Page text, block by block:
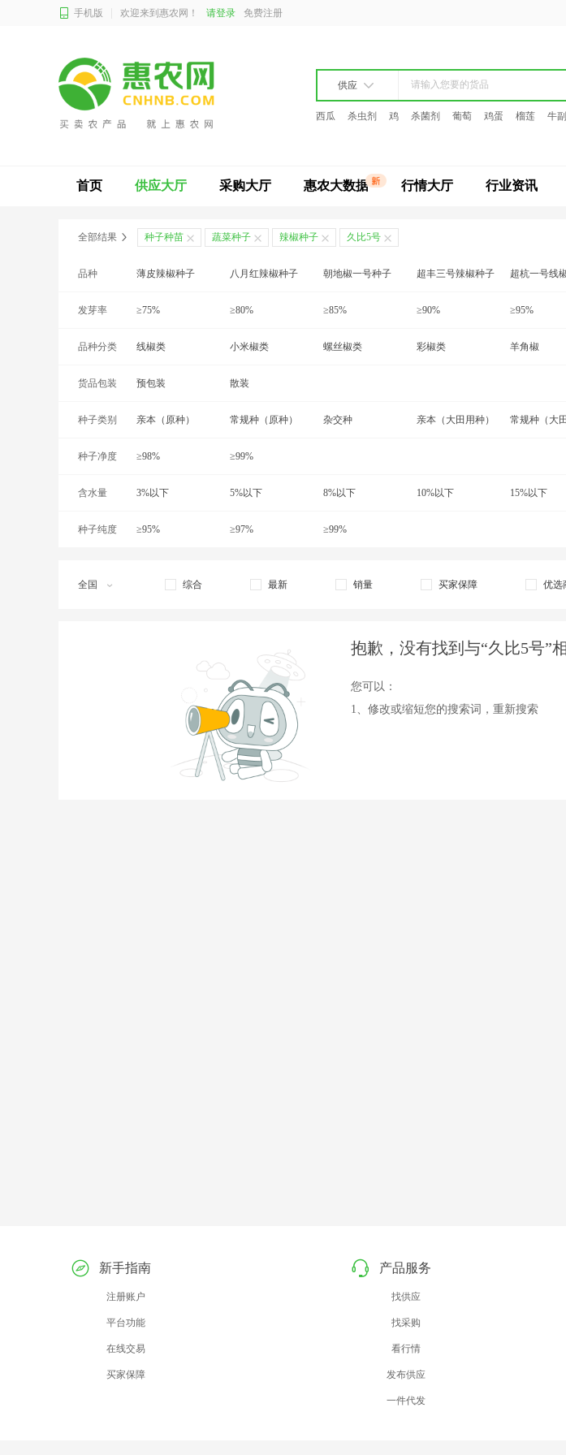
手机版 欢迎来到惠农网！ 请登录 免费注册
供应
西瓜 杀虫剂 鸡 杀菌剂 葡萄 鸡蛋 榴莲
牛
首页 供应大厅 采购大厅 惠农大数据 行情大厅 行业资讯
全部结果 种子种苗 蔬菜种子 辣椒种子 久比5号
品种 薄皮辣椒种子 八月红辣椒种子 朝地椒一号种子 超丰三号辣椒种子 超杭一号线
彩椒种子 草莓椒种子 朝天椒种子 川优16号辣椒种子 川优18号辣
灯笼椒种子 二荆条辣椒种子 干辣3号辣椒种子 高辣819种子 海丰5号辣椒
红太阳辣椒种子 红泽一号辣椒种子
螺丝椒一号种子 螺丝椒种子 美人椒种子 墨西哥辣椒种子 墨玉166
南螺2号辣椒种子 泡椒种子
赛金塔辣椒种子 蜀辣三号 三樱椒种子 甜椒种子 天鹰椒种子
旋佳20 线椒种子 湘辣1号辣椒种子
发芽率 ≥75% ≥80% ≥85% ≥90% ≥95%
≥99%
品种分类 线椒类 小米椒类 螺丝椒类 彩椒类 羊角椒
货品包装 预包装 散装
种子类别 亲本（原种） 常规种（原种） 杂交种 亲本（大田用种） 常规种（大
种子净度 ≥98% ≥99%
含水量 3%以下 5%以下 8%以下 10%以下 15%以下
种子纯度 ≥95% ≥97% ≥99%
全国 综合 最新 销量 买家保障 优选
抱歉，没有找到与“久比5号”
您可以：
1、修改或缩短您的搜索词，重新搜索
新手指南
注册账户
平台功能
在线交易
买家保障
产品服务
找供应
找采购
看行情
发布供应
一件代发